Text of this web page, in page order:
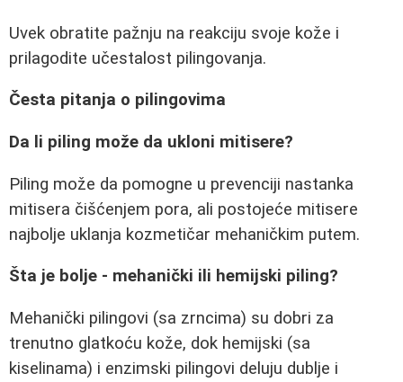
Uvek obratite pažnju na reakciju svoje kože i
prilagodite učestalost pilingovanja.
Česta pitanja o pilingovima
Da li piling može da ukloni mitisere?
Piling može da pomogne u prevenciji nastanka
mitisera čišćenjem pora, ali postojeće mitisere
najbolje uklanja kozmetičar mehaničkim putem.
Šta je bolje - mehanički ili hemijski piling?
Mehanički pilingovi (sa zrncima) su dobri za
trenutno glatkoću kože, dok hemijski (sa
kiselinama) i enzimski pilingovi deluju dublje i